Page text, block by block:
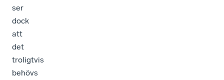
ser
dock
att
det
troligtvis
behövs